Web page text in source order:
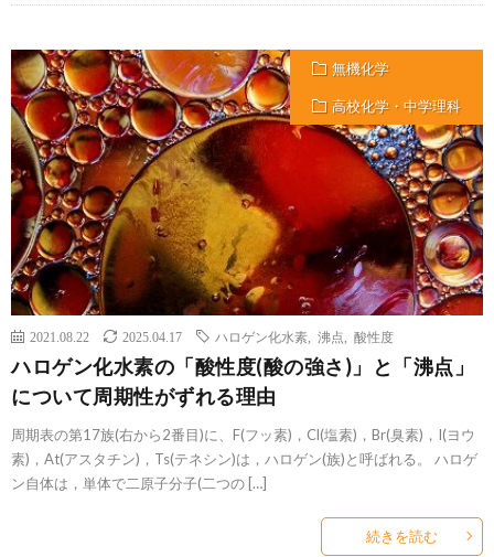
無機化学
高校化学・中学理科
2021.08.22 2025.04.17 ハロゲン化水素 沸点 酸性度
ハロゲン化水素の「酸性度(酸の強さ)」と「沸点」
について周期性がずれる理由
周期表の第17族(右から2番目)に、F(フッ素)，Cl(塩素)，Br(臭素)，I(ヨウ
素)，At(アスタチン)，Ts(テネシン)は，ハロゲン(族)と呼ばれる。 ハロゲ
ン自体は，単体で二原子分子(二つの […]
続きを読む